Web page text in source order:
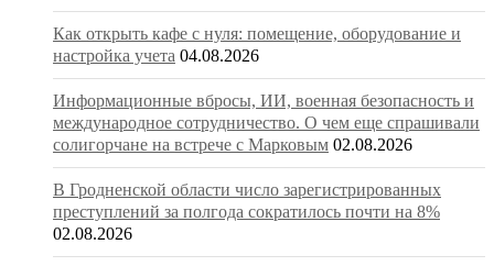
Как открыть кафе с нуля: помещение, оборудование и
настройка учета 04.08.2026
Информационные вбросы, ИИ, военная безопасность и
международное сотрудничество. О чем еще спрашивали
солигорчане на встрече с Марковым 02.08.2026
В Гродненской области число зарегистрированных
преступлений за полгода сократилось почти на 8%
02.08.2026